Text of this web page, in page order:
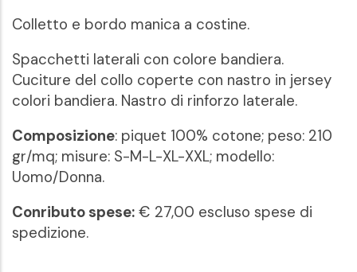
Colletto e bordo manica a costine.
Spacchetti laterali con colore bandiera.
Cuciture del collo coperte con nastro in jersey
colori bandiera. Nastro di rinforzo laterale.
Composizione: piquet 100% cotone; peso: 210
gr/mq; misure: S-M-L-XL-XXL; modello:
Uomo/Donna.
Conributo spese: € 27,00 escluso spese di
spedizione.